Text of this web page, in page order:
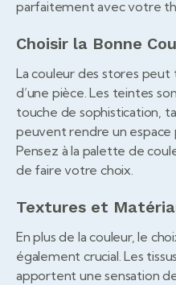
parfaitement avec votre
Choisir la Bonne
La couleur des stores peut
d’une pièce. Les teintes
touche de sophistication,
peuvent rendre un espace
Pensez à la palette de
de faire votre choix.
Textures et
En plus de la couleur, le
également crucial. Les
apportent une sensation